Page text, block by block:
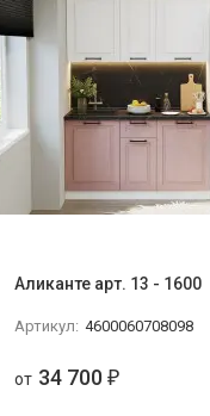
Аликанте арт. 13 - 1600
Артикул: 4600060708098
от 34 700 ₽